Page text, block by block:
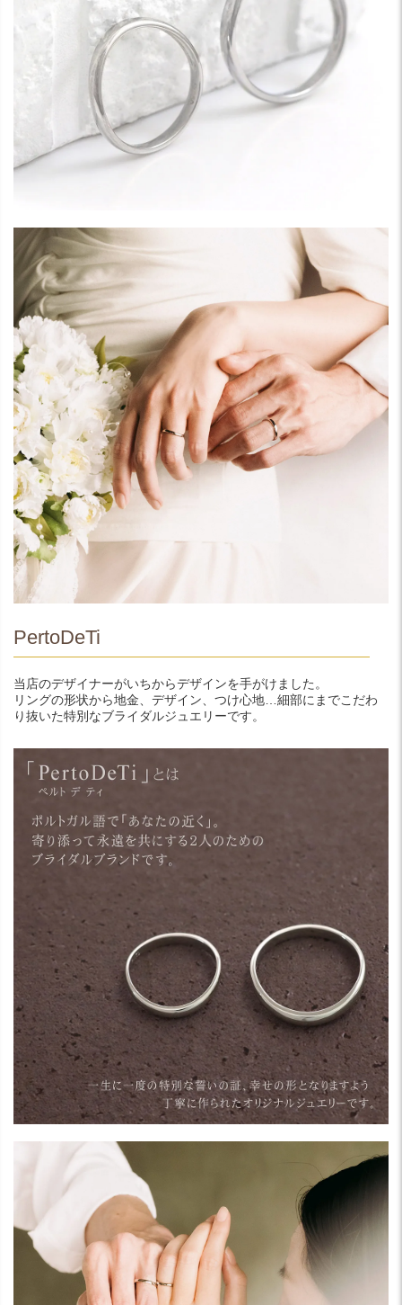
PertoDeTi
当店のデザイナーがいちからデザインを手がけました。
リングの形状から地金、デザイン、つけ心地…細部にまでこだわ
り抜いた特別なブライダルジュエリーです。